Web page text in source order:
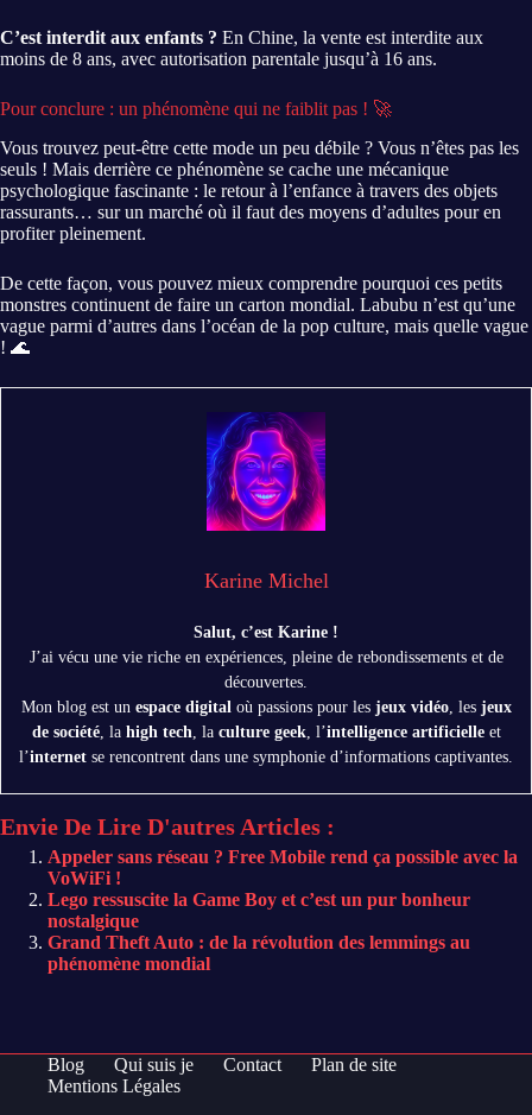
C’est interdit aux enfants ? En Chine, la vente est interdite aux
moins de 8 ans, avec autorisation parentale jusqu’à 16 ans.
Pour conclure : un phénomène qui ne faiblit pas ! 🚀
Vous trouvez peut-être cette mode un peu débile ? Vous n’êtes pas les
seuls ! Mais derrière ce phénomène se cache une mécanique
psychologique fascinante : le retour à l’enfance à travers des objets
rassurants… sur un marché où il faut des moyens d’adultes pour en
profiter pleinement.
De cette façon, vous pouvez mieux comprendre pourquoi ces petits
monstres continuent de faire un carton mondial. Labubu n’est qu’une
vague parmi d’autres dans l’océan de la pop culture, mais quelle vague
! 🌊
Karine Michel
Salut, c’est Karine !
J’ai vécu une vie riche en expériences, pleine de rebondissements et de
découvertes.
Mon blog est un espace digital où passions pour les jeux vidéo, les jeux
de société, la high tech , la culture geek, l’intelligence artificielleet
l’internet se rencontrent dans une symphonie d’informations captivantes.
Envie De Lire D'autres Articles :
Appeler sans réseau ? Free Mobile rend ça possible avec la
VoWiFi !
Lego ressuscite la Game Boy et c’est un pur bonheur
nostalgique
Grand Theft Auto : de la révolution des lemmings au
phénomène mondial
Blog Qui suis je Contact
Plan de site
Mentions Légales